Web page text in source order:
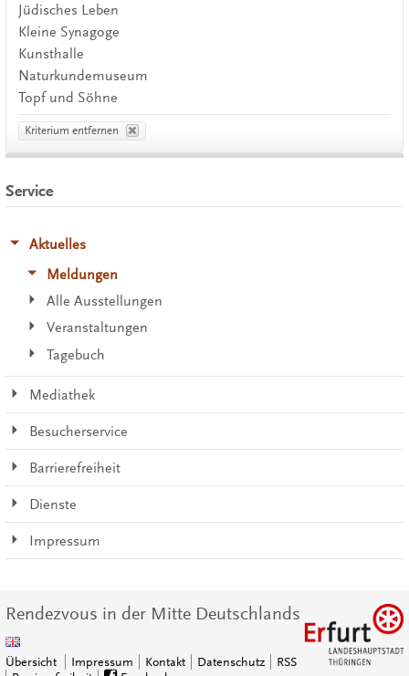
Jüdisches Leben
Kleine Synagoge
Kunsthalle
Naturkundemuseum
Topf und Söhne
Kriterium entfernen
Service
Aktuelles
Meldungen
Alle Ausstellungen
Veranstaltungen
Tagebuch
Mediathek
Besucherservice
Barrierefreiheit
Dienste
Impressum
Rendezvous in der Mitte Deutschlands
Übersicht Impressum Kontakt Datenschutz
RSS